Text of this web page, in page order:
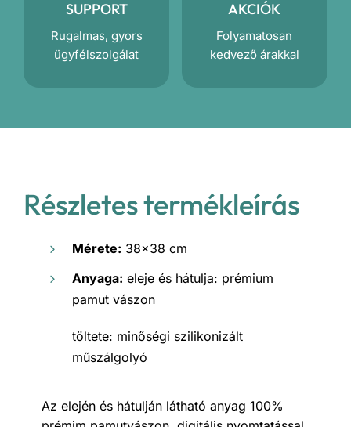
SUPPORT
Rugalmas, gyors
ügyfélszolgálat
AKCIÓK
Folyamatosan
kedvező árakkal
Részletes termékleírás
Mérete: 38×38 cm
Anyaga: eleje és hátulja: prémium
pamut vászon
töltete: minőségi szilikonizált
műszálgolyó
Az elején és hátulján látható anyag 100%